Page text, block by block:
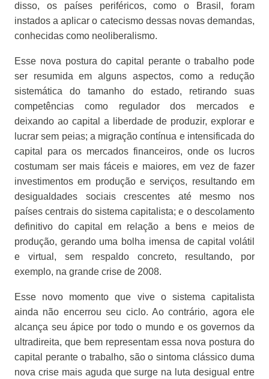
disso, os países periféricos, como o Brasil, foram
instados a aplicar o catecismo dessas novas demandas,
conhecidas como neoliberalismo.
Esse nova postura do capital perante o trabalho pode
ser resumida em alguns aspectos, como a redução
sistemática do tamanho do estado, retirando suas
competências como regulador dos mercados e
deixando ao capital a liberdade de produzir, explorar e
lucrar sem peias; a migração contínua e intensificada do
capital para os mercados financeiros, onde os lucros
costumam ser mais fáceis e maiores, em vez de fazer
investimentos em produção e serviços, resultando em
desigualdades sociais crescentes até mesmo nos
países centrais do sistema capitalista; e o descolamento
definitivo do capital em relação a bens e meios de
produção, gerando uma bolha imensa de capital volátil
e virtual, sem respaldo concreto, resultando, por
exemplo, na grande crise de 2008.
Esse novo momento que vive o sistema capitalista
ainda não encerrou seu ciclo. Ao contrário, agora ele
alcança seu ápice por todo o mundo e os governos da
ultradireita, que bem representam essa nova postura do
capital perante o trabalho, são o sintoma clássico duma
nova crise mais aguda que surge na luta desigual entre